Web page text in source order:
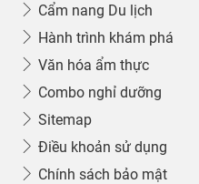
Cẩm nang Du lịch
Hành trình khám phá
Văn hóa ẩm thực
Combo nghỉ dưỡng
Sitemap
Điều khoản sử dụng
Chính sách bảo mật